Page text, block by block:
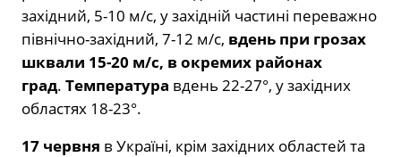
західний, 5-10 м/с, у західній частині переважно
північно-західний, 7-12 м/с, вдень при грозах
шквали 15-20 м/с, в окремих районах
град. Температура вдень 22-27°, у західних
областях 18-23°.
17 червня в Україні, крім західних областей та